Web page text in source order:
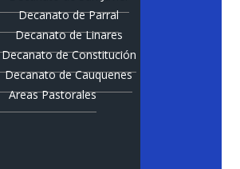
Decanato de Parral
Decanato de Linares
Decanato de Constitución
Decanato de Cauquenes
Areas Pastorales